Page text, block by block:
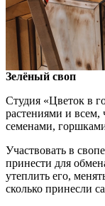
Зелёный своп
Студия «Цветок в
растениями и всем,
семенами,
Участвовать в
принести для
утеплить его,
сколько принесли